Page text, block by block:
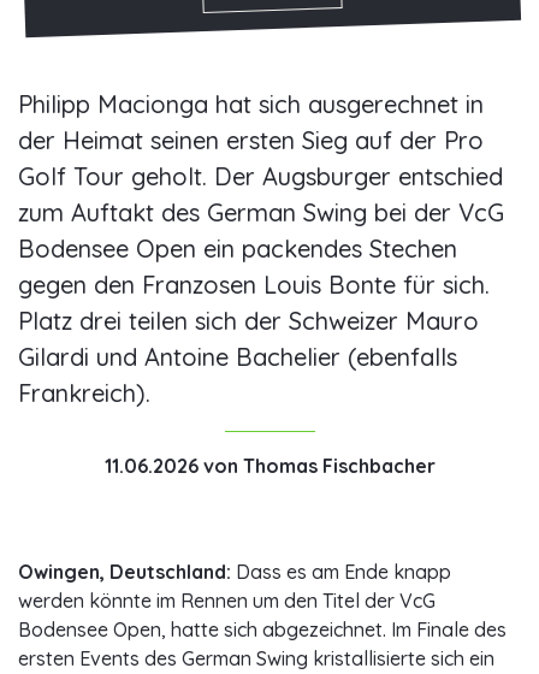
Philipp Macionga hat sich ausgerechnet in
der Heimat seinen ersten Sieg auf der Pro
Golf Tour geholt. Der Augsburger entschied
zum Auftakt des German Swing bei der VcG
Bodensee Open ein packendes Stechen
gegen den Franzosen Louis Bonte für sich.
Platz drei teilen sich der Schweizer Mauro
Gilardi und Antoine Bachelier (ebenfalls
Frankreich).
11.06.2026von Thomas Fischbacher
Owingen, Deutschland: Dass es am Ende knapp
werden könnte im Rennen um den Titel der VcG
Bodensee Open, hatte sich abgezeichnet. Im Finale des
ersten Events des German Swing kristallisierte sich ein